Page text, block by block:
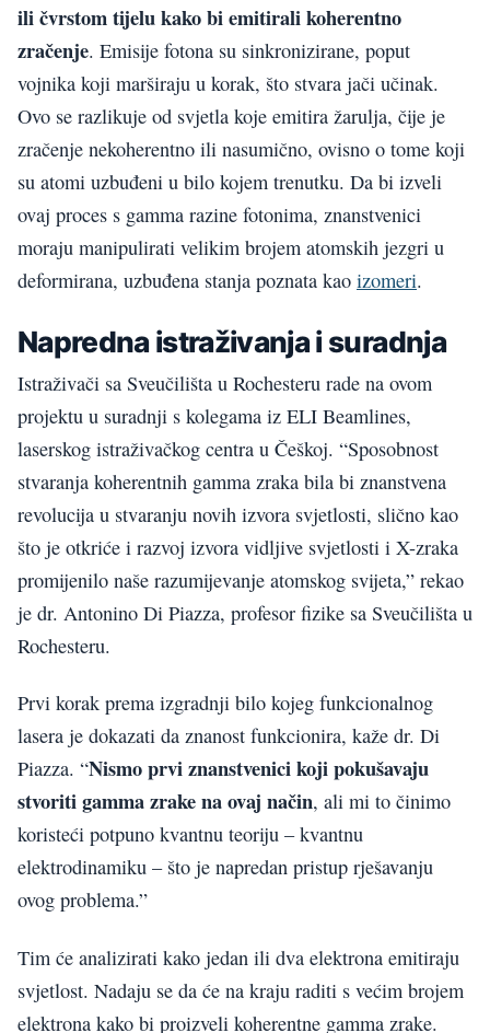
ili čvrstom tijelu kako bi emitirali koherentno
zračenje. Emisije fotona su sinkronizirane, poput
vojnika koji marširaju u korak, što stvara jači učinak.
Ovo se razlikuje od svjetla koje emitira žarulja, čije je
zračenje nekoherentno ili nasumično, ovisno o tome koji
su atomi uzbuđeni u bilo kojem trenutku. Da bi izveli
ovaj proces s gamma razine fotonima, znanstvenici
moraju manipulirati velikim brojem atomskih jezgri u
deformirana, uzbuđena stanja poznata kao izomeri.
Napredna istraživanja i suradnja
Istraživači sa Sveučilišta u Rochesteru rade na ovom
projektu u suradnji s kolegama iz ELI Beamlines,
laserskog istraživačkog centra u Češkoj. “Sposobnost
stvaranja koherentnih gamma zraka bila bi znanstvena
revolucija u stvaranju novih izvora svjetlosti, slično kao
što je otkriće i razvoj izvora vidljive svjetlosti i X-zraka
promijenilo naše razumijevanje atomskog svijeta,” rekao
je dr. Antonino Di Piazza, profesor fizike sa Sveučilišta u
Rochesteru.
Prvi korak prema izgradnji bilo kojeg funkcionalnog
lasera je dokazati da znanost funkcionira, kaže dr. Di
Piazza. “Nismo prvi znanstvenici koji pokušavaju
stvoriti gamma zrake na ovaj način, ali mi to činimo
koristeći potpuno kvantnu teoriju – kvantnu
elektrodinamiku – što je napredan pristup rješavanju
ovog problema.”
Tim će analizirati kako jedan ili dva elektrona emitiraju
svjetlost. Nadaju se da će na kraju raditi s većim brojem
elektrona kako bi proizveli koherentne gamma zrake.